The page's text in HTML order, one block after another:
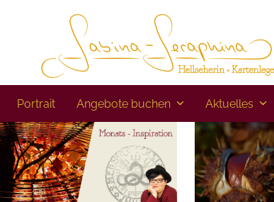
Portrait Angebote buchen Aktuelles